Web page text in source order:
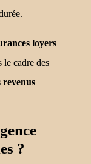
loyers
le cadre des
revenus
?